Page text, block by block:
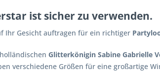
ist sicher zu verwenden.
Ihr Gesicht auftragen für ein richtiger
Glitterkönigin Sabine Gabrielle
verschiedene Größen für eine großartige